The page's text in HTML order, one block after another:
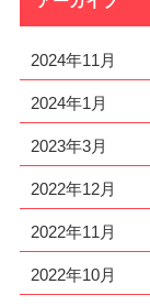
2024年11月
2024年1月
2023年3月
2022年12月
2022年11月
2022年10月